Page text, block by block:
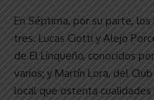
En Séptima, por su parte,
tres. Lucas Ciotti y Alejo
de El Linqueño, conocidos
varios; y Martín Lora, del
local que ostenta